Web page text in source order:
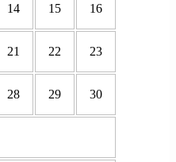
14 15 16
21 22 23
28 29 30